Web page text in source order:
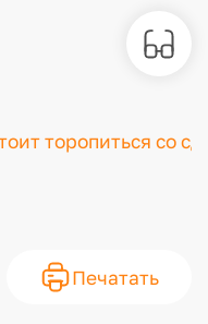
торопиться со
Печатать